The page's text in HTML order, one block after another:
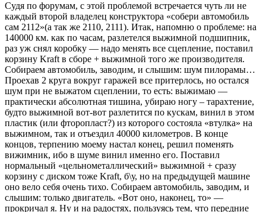
Судя по форумам, с этой проблемой встречается чуть ли не
каждый второй владелец конструктора «собери автомобиль
сам 2112»(а так же 2110, 2111). Итак, напомню о проблеме: на
140000 км. как по часам, разлетелся выжимной подшипник,
раз уж снял коробку — надо менять все сцепление, поставил
корзину Kraft в сборе + выжимной того же производителя.
Собираем автомобиль, заводим, и слышим: шум пилорамы…
Проехав 2 круга вокруг гаражей все притерлось, но остался
шум при не выжатом сцеплении, то есть: выжимаю —
практически абсолютная тишина, убираю ногу – тарахтение,
будто выжимной вот-вот разлетится по кускам, винил в этом
пластик (или фторопласт?) из которого состояла «втулка» на
выжимном, так и отъездил 40000 километров. В конце
концов, терпению моему настал конец, решил поменять
вижимник, ибо в шуме винил именно его. Поставил
нормальный «цельнометаллический» выжимной + сразу
корзину с диском тоже Kraft, б\у, но на предыдущей машине
оно вело себя очень тихо. Собираем автомобиль, заводим, и
слышим: только двигатель. «Вот оно, наконец, то» —
прокричал я. Ну и на радостях, пользуясь тем, что передние